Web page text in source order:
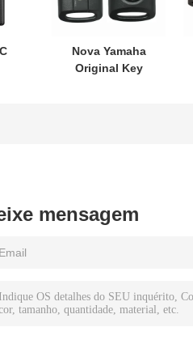
Nova Yamaha
Original Key
mensagem